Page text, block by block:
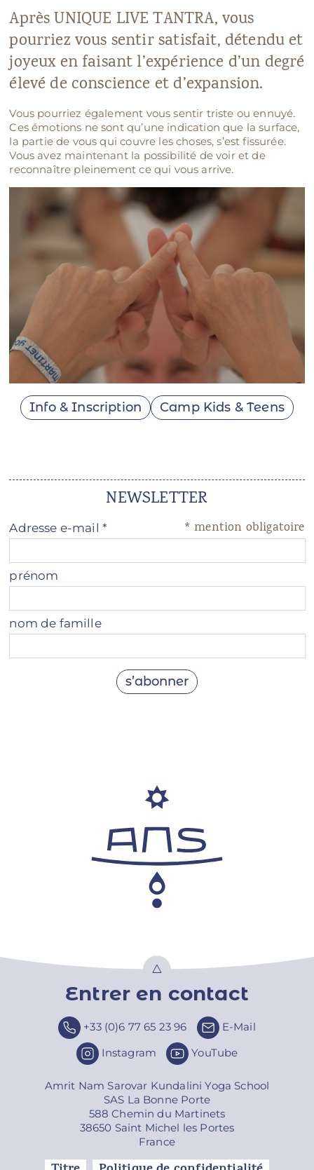
Après UNIQUE LIVE TANTRA, vous
pourriez vous sentir satisfait, détendu et
joyeux en faisant l’expérience d’un degré
élevé de conscience et d’expansion.
Vous pourriez également vous sentir triste ou ennuyé.
Ces émotions ne sont qu’une indication que la surface,
la partie de vous qui couvre les choses, s’est fissurée.
Vous avez maintenant la possibilité de voir et de
reconnaître pleinement ce qui vous arrive.
Info & Inscription Camp Kids & Teens
NEWSLETTER
* mention obligatoire
Adresse e-mail *
prénom
nom de famille
Entrer en contact
+33 (0)6 77 65 23 96
E-Mail
Instagram
YouTube
Amrit Nam Sarovar Kundalini Yoga School
SAS La Bonne Porte
588 Chemin du Martinets
38650 Saint Michel les Portes
France
Top